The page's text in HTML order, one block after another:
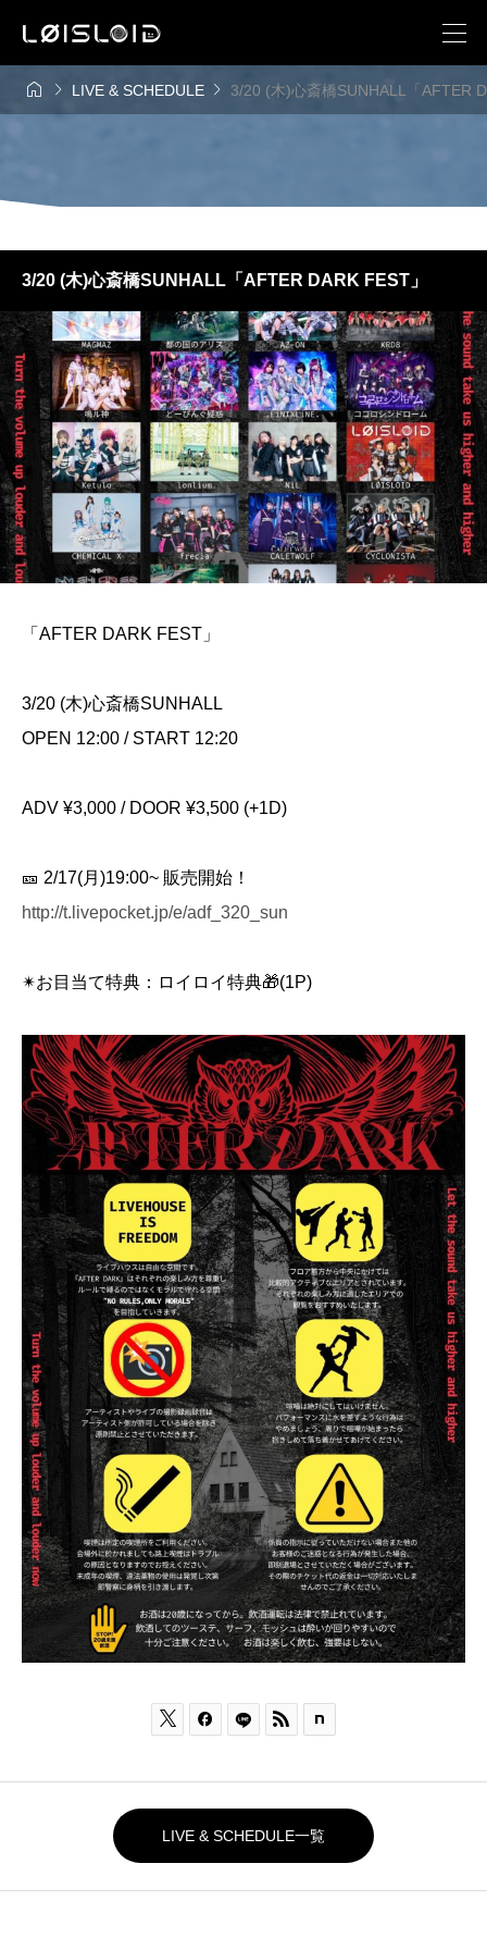
  LIVE & SCHEDULE  3/20 (木)心斎橋SUNHALL「AFTER
3/20 (木)心斎橋SUNHALL「AFTER DARK FEST」
「AFTER DARK FEST」
3/20 (木)心斎橋SUNHALL
OPEN 12:00 / START 12:20
ADV ¥3,000 / DOOR ¥3,500 (+1D)
🎫 2/17(月)19:00~ 販売開始！
http://t.livepocket.jp/e/adf_320_sun
✴︎お目当て特典：ロイロイ特典🎁(1P)
  
LIVE & SCHEDULE一覧